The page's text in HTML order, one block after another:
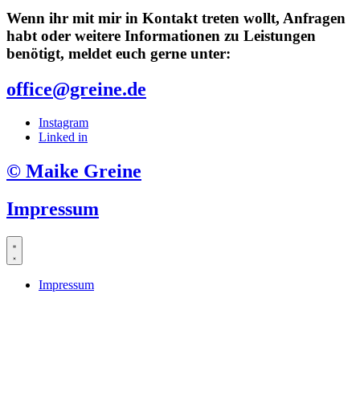
Wenn ihr mit mir in Kontakt treten wollt, Anfragen
habt oder weitere Informationen zu Leistungen
benötigt, meldet euch gerne unter:
office@greine.de
Instagram
Linked in
© Maike Greine
Impressum
Impressum